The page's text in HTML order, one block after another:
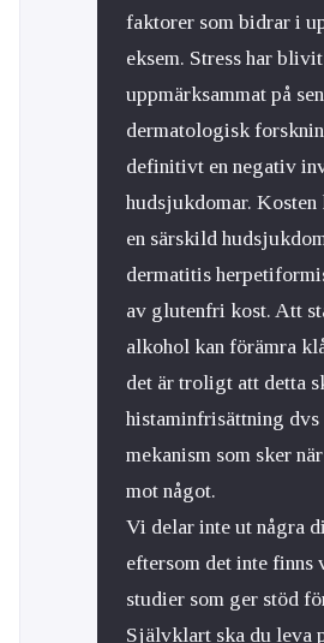
faktorer som bidrar i
eksem. Stress har
uppmärksammat på
dermatologisk
definitivt en negativ
hudsjukdomar.
en särskild
dermatitis
av glutenfri kost. Att
alkohol kan förämra
det är troligt att detta
histaminfrisättning dvs
mekanism som sker
mot något.
Vi delar inte ut några
eftersom det inte finns
studier som ger stöd
Självklart ska du leva